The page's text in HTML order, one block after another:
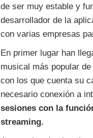
de ser muy estable y
desarrollador de la
con varias empresas
En primer lugar han
musical más popular
con los que cuenta su
necesario conexión a
sesiones con la
streaming.